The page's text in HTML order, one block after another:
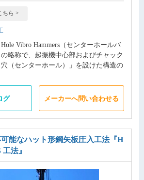
ちら >
Vibro Hammers（センターホールバ
略称で、起振機中心部およびチャック
（センターホール）」を設けた構造の
グ メーカーへ問い合わせる
能なハット形鋼矢板圧入工法 『H
法』